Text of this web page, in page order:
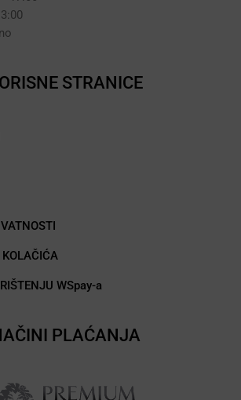
STRANICE
KOLAČIĆA
WSpay-a
PLAĆANJA